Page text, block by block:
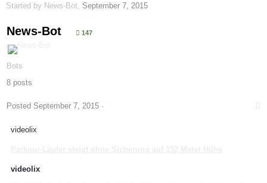
Started by News-Bot September 7, 2015
News-Bot 147
Bots
8 posts
Posted September 7, 2015 ·
videolix
videolix